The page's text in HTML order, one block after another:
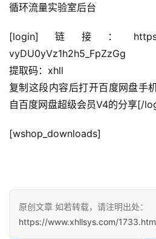
循环流量实验室后台
[login]链接：https://
vyDU0yVz1h2h5_FpZzGg
提取码：xhll
复制这段内容后打开百度网盘手
自百度网盘超级会员V4的分享[/
[wshop_downloads]
原创文章 如若转载，请注明出处：
https://www.xhllsys.com/